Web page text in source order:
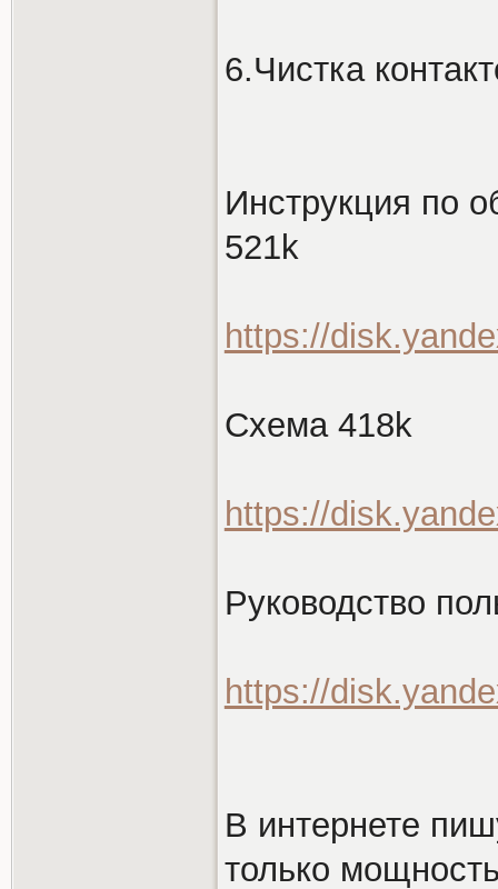
6.Чистка
Инструкция по
521k
https://
Схема 418k
https://
Руководство
https://
В интернете
только